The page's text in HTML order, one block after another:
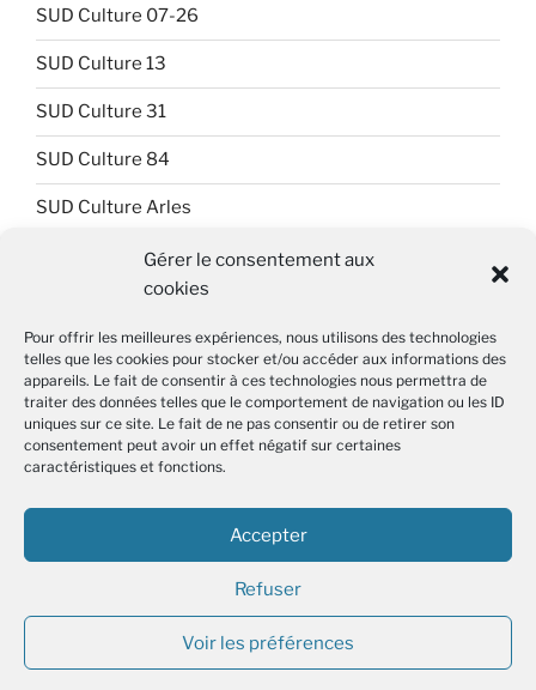
Gérer le consentement aux
cookies
Pour offrir les meilleures expériences, nous utilisons des technologies
telles que les cookies pour stocker et/ou accéder aux informations des
appareils. Le fait de consentir à ces technologies nous permettra de
traiter des données telles que le comportement de navigation ou les ID
uniques sur ce site. Le fait de ne pas consentir ou de retirer son
consentement peut avoir un effet négatif sur certaines
caractéristiques et fonctions.
Accepter
Refuser
Voir les préférences
SUD Culture 07-26
SUD Culture 13
SUD Culture 31
SUD Culture 84
SUD Culture Arles
SUD Culture Art Architecture
SUD Culture Beaubourg
SUD Culture Bibliothèque nationale de France (BnF)
SUD Culture Métiers du livre
SUD Culture MICAM IDF
Fièrement propulsé par WordPress